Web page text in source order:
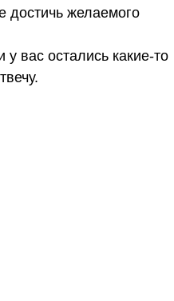
достичь желаемого
вас остались какие-то